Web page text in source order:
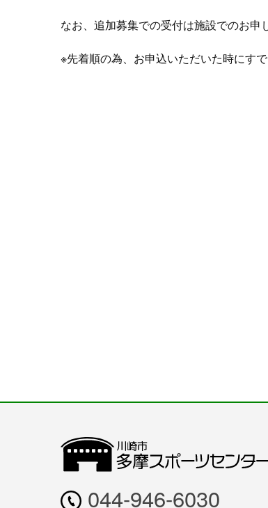
なお、追加募集での受付は施設でのお申
※先着順の為、お申込いただいた時にす
044-946-6030